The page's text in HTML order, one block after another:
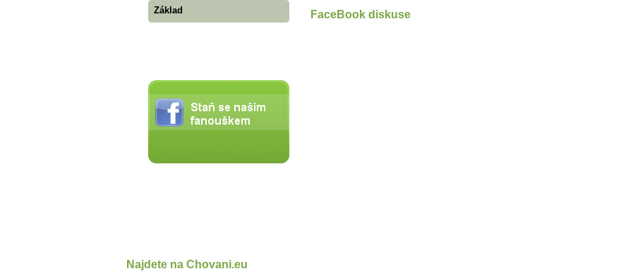
Základ FaceBook diskuse
Najdete na Chovani.eu